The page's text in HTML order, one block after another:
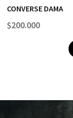
CONVERSE DAMA
$200.000